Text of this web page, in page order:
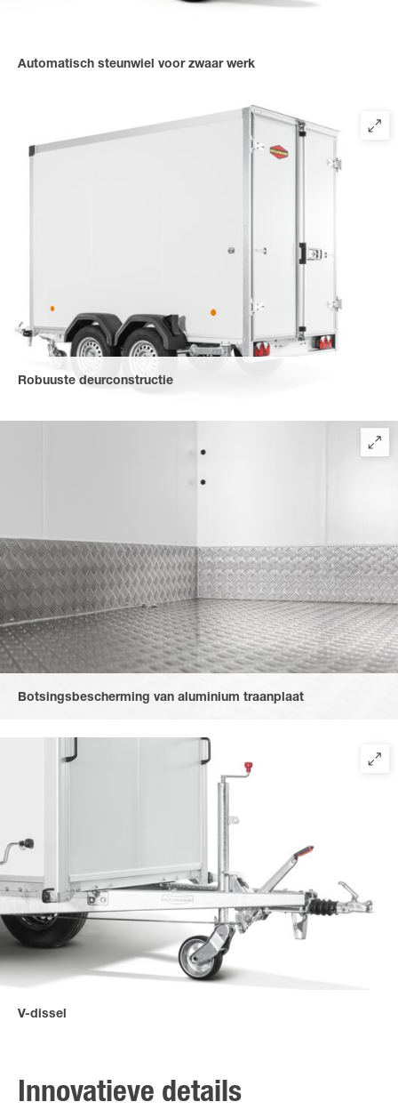
Automatisch steunwiel voor zwaar werk
Robuuste deurconstructie
met afsluitbare 2-vleugelige deur en extra versteviging aan de
binnenzijde. De deur wordt geopend door een geanodiseerd
linkervleugel van de deur kan worden vergrendeld met een
Botsingsbescherming van aluminium traanplaat
stootbelastingen zonder gevolgen.
V-dissel
onderhouden is - voor een lange levensduur van uw trailer.
Innovatieve details